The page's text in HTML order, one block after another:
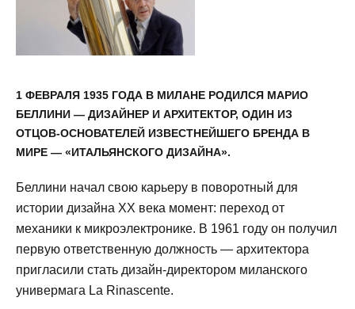
1 ФЕВРАЛЯ 1935 ГОДА В МИЛАНЕ РОДИЛСЯ МАРИО
БЕЛЛИНИ — ДИЗАЙНЕР И АРХИТЕКТОР, ОДИН ИЗ
ОТЦОВ-ОСНОВАТЕЛЕЙ ИЗВЕСТНЕЙШЕГО БРЕНДА В
МИРЕ — «ИТАЛЬЯНСКОГО ДИЗАЙНА».
Беллини начал свою карьеру в поворотный для
истории дизайна XX века момент: переход от
механики к микроэлектронике. В 1961 году он получил
первую ответственную должность — архитектора
пригласили стать дизайн-директором миланского
универмага La Rinascente.